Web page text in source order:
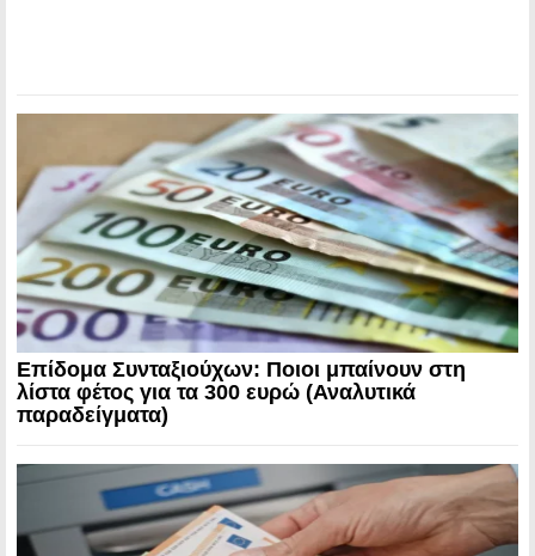
Επίδομα Συνταξιούχων: Ποιοι μπαίνουν στη
λίστα φέτος για τα 300 ευρώ (Αναλυτικά
παραδείγματα)